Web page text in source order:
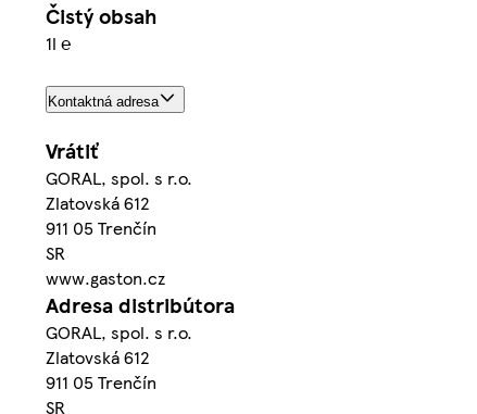
Čistý obsah
1l ℮
Kontaktná adresa
Vrátiť
GORAL, spol. s r.o.
Zlatovská 612
911 05 Trenčín
SR
www.gaston.cz
Adresa distribútora
GORAL, spol. s r.o.
Zlatovská 612
911 05 Trenčín
SR